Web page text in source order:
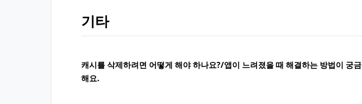
기타
캐시를 삭제하려면 어떻게 해야 하나요?/앱이 느려졌을 때 해결하는 방법이 궁금
해요.